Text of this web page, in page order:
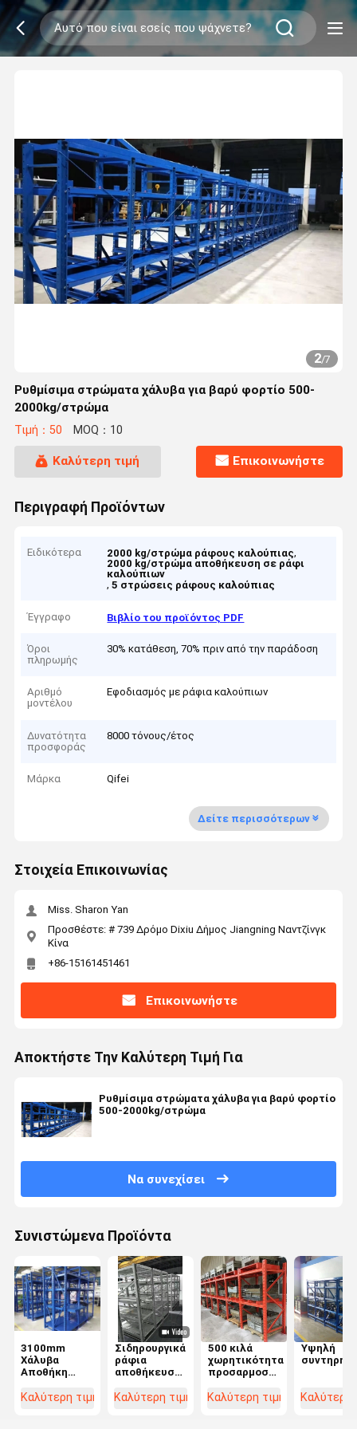
2/7
Ρυθμίσιμα στρώματα χάλυβα για βαρύ φορτίο 500-
2000kg/στρώμα
Τιμή：50 MOQ：10
Καλύτερη τιμή Επικοινωνήστε
Περιγραφή Προϊόντων
Ειδικότερα 2000 kg/στρώμα ράφους καλούπιας,
2000 kg/στρώμα αποθήκευση σε ράφι
καλούπιων
,5 στρώσεις ράφους καλούπιας
Έγγραφο Βιβλίο του προϊόντος PDF
Όροι
πληρωμής
30% κατάθεση, 70% πριν από την παράδοση
Αριθμό
μοντέλου
Εφοδιασμός με ράφια καλούπιων
Δυνατότητα
προσφοράς
8000 τόνους/έτος
Μάρκα Qifei
Δείτε περισσότερων
Στοιχεία Επικοινωνίας
Miss. Sharon Yan
Προσθέστε: # 739 Δρόμο Dixiu Δήμος Jiangning Ναντζίνγκ
Κίνα
+86-15161451461
Επικοινωνήστε
Αποκτήστε Την Καλύτερη Τιμή Για
Ρυθμίσιμα στρώματα χάλυβα για βαρύ φορτίο
500-2000kg/στρώμα
Να συνεχίσει
Συνιστώμενα Προϊόντα
3100mm
Χάλυβα
Αποθήκη
Σχήματος
Καλύτερη τιμή
Σιδηρουργικά
ράφια
αποθήκευσης
ένεσης,
Καλύτερη τιμή
500 κιλά
χωρητικότητα
προσαρμοσμένο
για
Καλύτερη τιμή
Υψηλή
Καλύτερη